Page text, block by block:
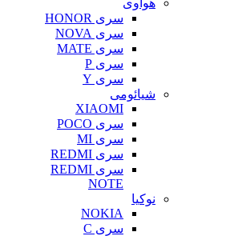
هواوی
سری HONOR
سری NOVA
سری MATE
سری P
سری Y
شیائومی
XIAOMI
سری POCO
سری MI
سری REDMI
سری REDMI
NOTE
نوکیا
NOKIA
سری C